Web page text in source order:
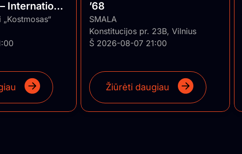
International
Lithuania
’68
SMALA
Konstitucijos pr. 23B, Vilnius
Š 2026-08-07 21:00
Žiūrėti daugiau